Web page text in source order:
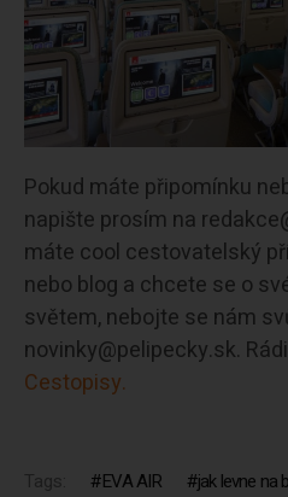
Pokud máte připomínku
napište prosím na
máte cool cestovatelský
nebo blog a chcete se o
světem, nebojte se nám
novinky@pelipecky.sk.
Cestopisy.
Tags: EVA AIR jak levne na